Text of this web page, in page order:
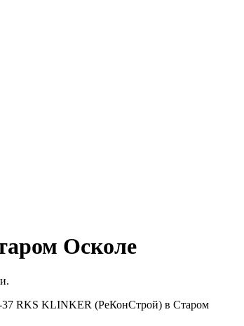
Осколе
37 RKS KLINKER (РеКонСтрой) в Старом